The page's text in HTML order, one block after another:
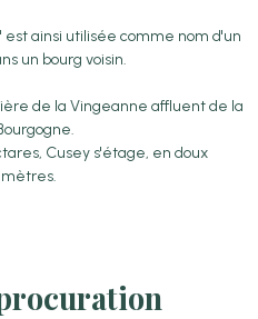
est ainsi utilisée comme nom d'un
un bourg voisin.
de la Vingeanne affluent de la
Cusey s'étage, en doux